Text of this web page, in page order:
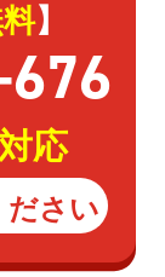
】
676
応
ださい